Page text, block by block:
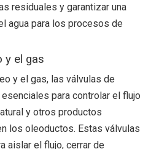
residuales y garantizar una
agua para los procesos de
y el gas
y el gas, las válvulas de
para controlar el flujo
y otros productos
los oleoductos. Estas válvulas
aislar el flujo, cerrar de